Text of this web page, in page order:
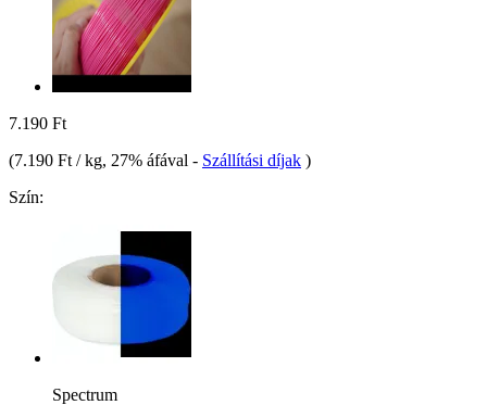
7.190 Ft
(7.190 Ft / kg, 27% áfával - Szállítási díjak )
Szín:
Spectrum